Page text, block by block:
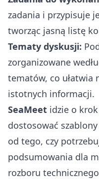
zadania i przypisuje
tworząc jasną listę
Tematy dyskusji:
zorganizowane
tematów, co ułatwia
istotnych informacji.
SeaMeet idzie o
dostosować
od tego, czy
podsumowania dla
rozboru